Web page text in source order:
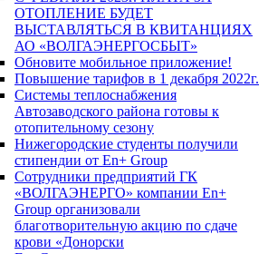
ОТОПЛЕНИЕ БУДЕТ
ВЫСТАВЛЯТЬСЯ В КВИТАНЦИЯХ
АО «ВОЛГАЭНЕРГОСБЫТ»
Обновите мобильное приложение!
Повышение тарифов в 1 декабря 2022г.
Системы теплоснабжения
Автозаводского района готовы к
отопительному сезону
Нижегородские студенты получили
стипендии от En+ Group
Сотрудники предприятий ГК
«ВОЛГАЭНЕРГО» компании En+
Group организовали
благотворительную акцию по сдаче
крови «Донорски